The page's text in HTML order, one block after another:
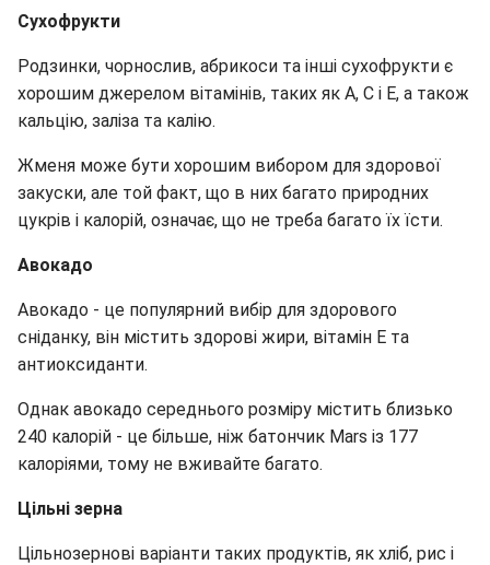
Сухофрукти
Родзинки, чорнослив, абрикоси та інші сухофрукти є
хорошим джерелом вітамінів, таких як А, С і Е, а також
кальцію, заліза та калію.
Жменя може бути хорошим вибором для здорової
закуски, але той факт, що в них багато природних
цукрів і калорій, означає, що не треба багато їх їсти.
Авокадо
Авокадо - це популярний вибір для здорового
сніданку, він містить здорові жири, вітамін Е та
антиоксиданти.
Однак авокадо середнього розміру містить близько
240 калорій - це більше, ніж батончик Mars із 177
калоріями, тому не вживайте багато.
Цільні зерна
Цільнозернові варіанти таких продуктів, як хліб, рис і